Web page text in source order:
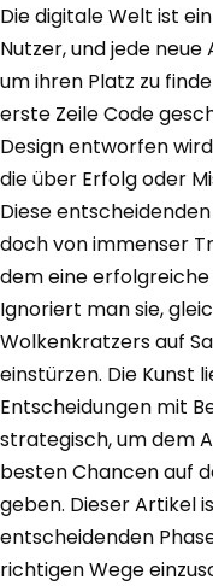
Die digitale Welt ist
Nutzer, und jede
um ihren Platz zu
erste Zeile Code
Design entworfen
die über Erfolg oder
Diese
doch von immenser
dem eine
Ignoriert man sie,
Wolkenkratzers auf
einstürzen. Die Kunst
Entscheidungen mit
strategisch, um dem
besten Chancen auf
geben. Dieser Artikel
entscheidenden
richtigen Wege